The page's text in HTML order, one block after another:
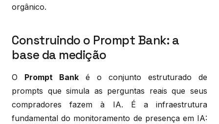
orgânico.
Construindo o Prompt Bank: a
base da medição
O Prompt Bank é o conjunto estruturado de
prompts que simula as perguntas reais que seus
compradores fazem à IA. É a infraestrutura
fundamental do monitoramento de presença em IA: